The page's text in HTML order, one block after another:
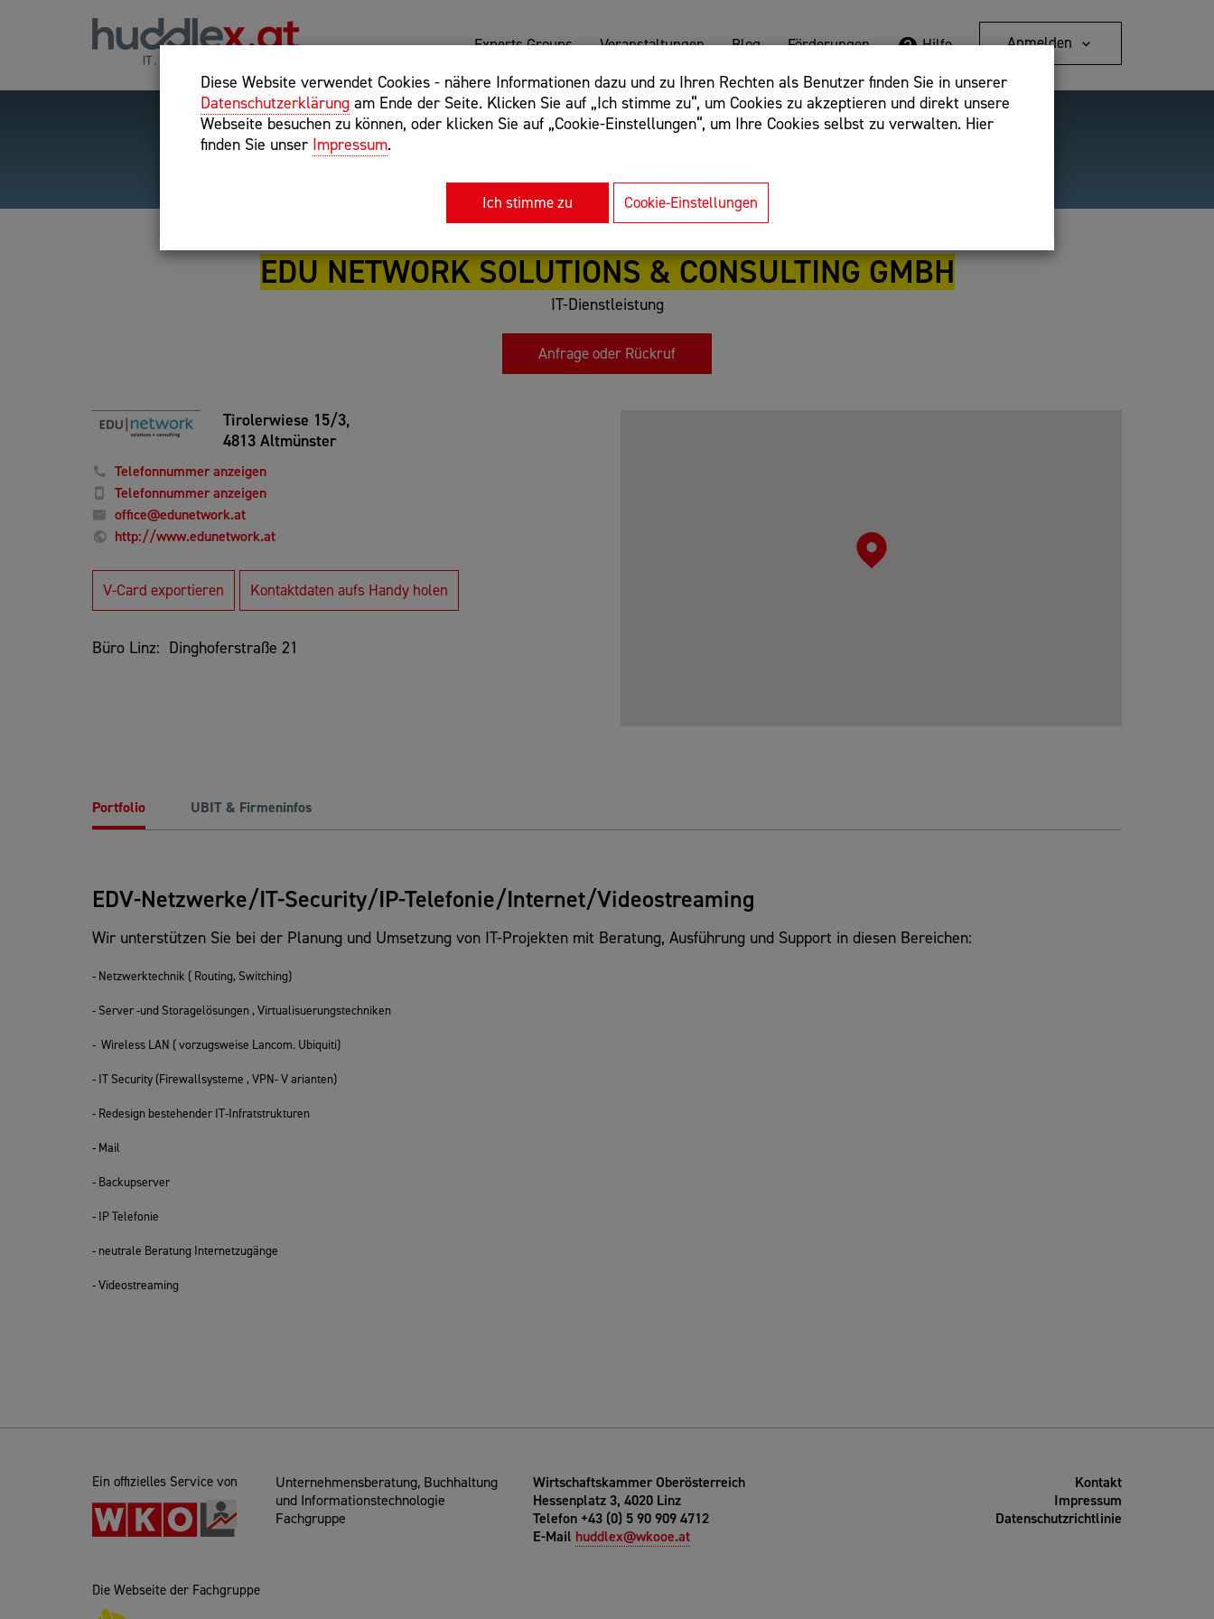
Diese Website verwendet Cookies - nähere Informationen dazu und zu Ihren Rechten als Benutzer finden Sie in unserer
Datenschutzerklärung am Ende der Seite. Klicken Sie auf „Ich stimme zu“, um Cookies zu akzeptieren und direkt unsere
Webseite besuchen zu können, oder klicken Sie auf „Cookie-Einstellungen“, um Ihre Cookies selbst zu verwalten. Hier
finden Sie unser Impressum.
Ich stimme zu Cookie-Einstellungen
Experts Groups Veranstaltungen Blog Förderungen Hilfe Anmelden
Hilfreiche Suchparameter: Begriff einschließen: +webshop, Begriff ausschließen: -webshop,
Exakter Suchbegriff: "internet of things"
Detailsuche
EDU NETWORK SOLUTIONS & CONSULTING GMBH
IT-Dienstleistung
Anfrage oder Rückruf
Tirolerwiese 15/3,
4813 Altmünster
Telefonnummer anzeigen
Telefonnummer anzeigen
office@edunetwork.at
http://www.edunetwork.at
V-Card exportieren Kontaktdaten aufs Handy holen
Büro Linz: Dinghoferstraße 21
Portfolio UBIT & Firmeninfos
EDV-Netzwerke/IT-Security/IP-Telefonie/Internet/Videostreaming
Wir unterstützen Sie bei der Planung und Umsetzung von IT-Projekten mit Beratung, Ausführung und Support in diesen Bereichen:
- Netzwerktechnik ( Routing, Switching)
- Server -und Storagelösungen , Virtualisuerungstechniken
- Wireless LAN ( vorzugsweise Lancom. Ubiquiti)
- IT Security (Firewallsysteme , VPN- V arianten)
- Redesign bestehender IT-Infratstrukturen
- Mail
- Backupserver
- IP Telefonie
- neutrale Beratung Internetzugänge
- Videostreaming
Ein offizielles Service von
Unternehmensberatung, Buchhaltung
und Informationstechnologie
Fachgruppe
Wirtschaftskammer Oberösterreich
Hessenplatz 3, 4020 Linz
Telefon +43 (0) 5 90 909 4712
E-Mail huddlex@wkooe.at
Kontakt
Impressum
Datenschutzrichtlinie
Die Webseite der Fachgruppe